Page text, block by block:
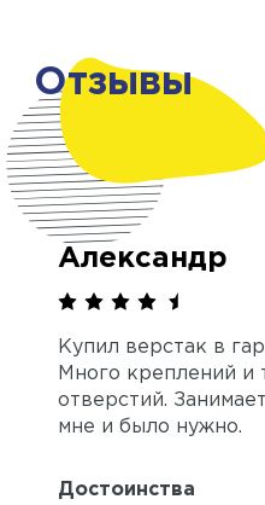
Отзывы
Александр
Купил верстак в
Много креплений и
отверстий.
мне и было нужно.
Достоинства